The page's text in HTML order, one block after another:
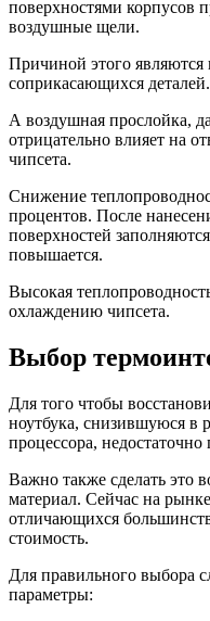
поверхностями корпусов
воздушные щели.
Причиной этого являются
соприкасающихся деталей.
А воздушная прослойка,
отрицательно влияет на
чипсета.
Снижение
процентов. После
поверхностей
повышается.
Высокая
охлаждению чипсета.
Выбор
Для того чтобы
ноутбука, снизившуюся в
процессора, недостаточно
Важно также сделать это
материал. Сейчас на
отличающихся
стоимость.
Для правильного выбора
параметры: